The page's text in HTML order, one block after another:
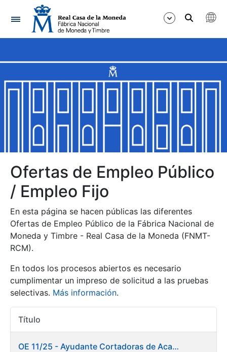
Navegación
Mostrar/Ocultar
Mostrar/Ocultar
Mostrar/Ocultar
Mostrar/Ocultar
Mostrar/Ocultar
Ofertas de Empleo Público
/ Empleo Fijo
En esta página se hacen públicas las diferentes
Ofertas de Empleo Público de la Fábrica Nacional de
Moneda y Timbre - Real Casa de la Moneda (FNMT-
RCM).
En todos los procesos abiertos es necesario
cumplimentar un impreso de solicitud a las pruebas
selectivas. Más información.
Título
OE 11/25 - Ayudante Cortadoras de Acabados. Fábrica Papel